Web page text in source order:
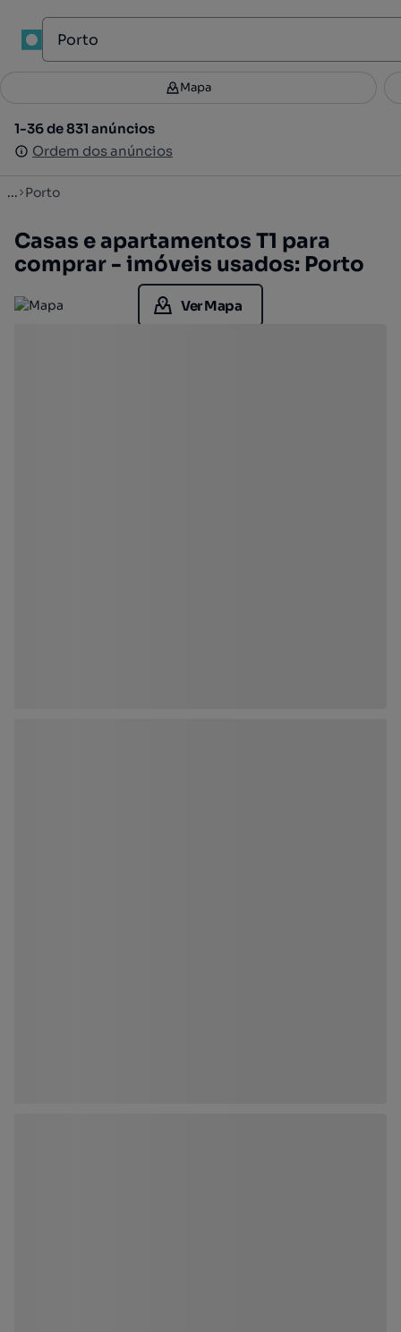
Filtros 3
1-36 de 831 anúncios
Ordem dos anúncios
Mapa
1-36 de 831 anúncios
Ordem dos anúncios
... Porto
Casas e apartamentos T1 para
comprar - imóveis usados: Porto
Ver Mapa